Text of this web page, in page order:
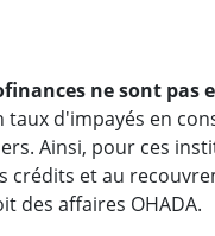
ne sont pas
d'impayés en
Ainsi, pour ces
et au
des affaires OHADA.